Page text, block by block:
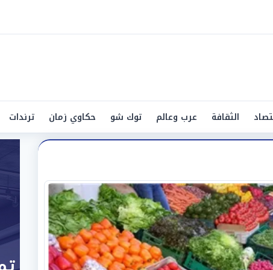
الثقافة عرب وعالم توك شو حكاوي زمان ترندات